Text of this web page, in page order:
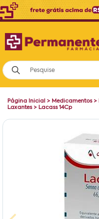
Página Inicial > Medicamentos>
Laxantes> Lacass 14Cp